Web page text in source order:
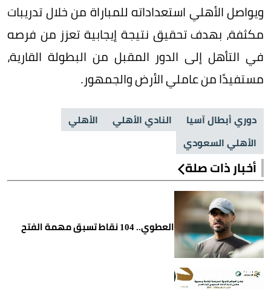
ويواصل الأهلي استعداداته للمباراة من خلال تدريبات
مكثفة، بهدف تحقيق نتيجة إيجابية تعزز من فرصه
في التأهل إلى الدور المقبل من البطولة القارية،
مستفيدًا من عاملي الأرض والجمهور.
دوري أبطال آسيا النادي الأهلي
الأهلي
الأهلي السعودي
أخبار ذات صلة
العطوي.. 104 نقاط تسبق مهمة الفتح